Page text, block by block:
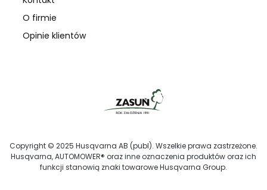
O firmie
Opinie klientów
Copyright © 2025 Husqvarna AB (publ). Wszelkie prawa zastrzeżone.
Husqvarna, AUTOMOWER® oraz inne oznaczenia produktów oraz ich
funkcji stanowią znaki towarowe Husqvarna Group.